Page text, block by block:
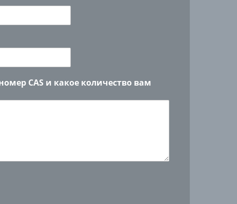
CAS и какое количество вам